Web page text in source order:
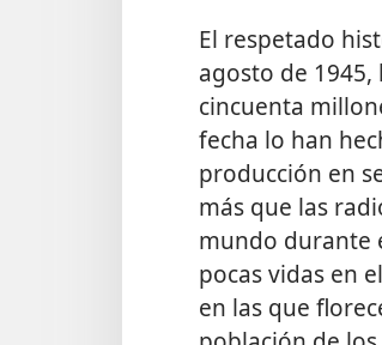
El respetado
agosto de
cincuenta
fecha lo han
producción en
más que las
mundo durante
pocas vidas en
en las que